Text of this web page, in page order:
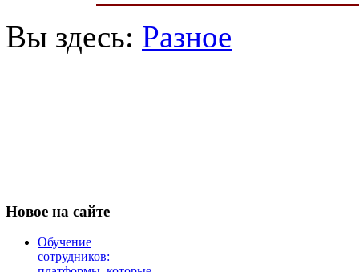
Вы здесь: Разное
Новое на сайте
Обучение
сотрудников: